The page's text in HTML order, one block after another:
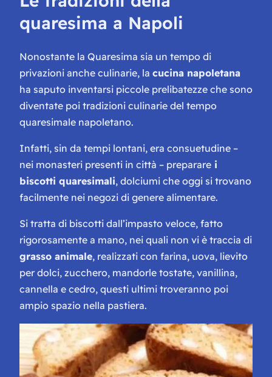
quaresima a Napoli
Nonostante la Quaresima sia un tempo di
privazioni anche culinarie, la cucina napoletana
ha saputo inventarsi piccole prelibatezze che sono
diventate poi tradizioni culinarie del tempo
quaresimale napoletano.
Infatti, sin da tempi lontani, era consuetudine –
nei monasteri presenti in città – preparare i
biscotti quaresimali, dolciumi che oggi si trovano
facilmente nei negozi di genere alimentare.
Si tratta di biscotti dall’impasto veloce, fatto
rigorosamente a mano, nei quali non vi è traccia di
grasso animale, realizzati con farina, uova, lievito
per dolci, zucchero, mandorle tostate, vanillina,
cannella e cedro, questi ultimi troveranno poi
ampio spazio nella pastiera.